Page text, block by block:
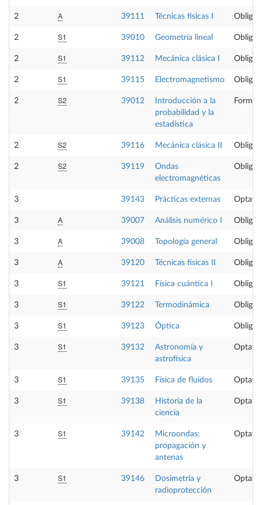
2 A 39111 Técnicas físicas I
2 S1 39010 Geometría lineal
2 S1 39112 Mecánica clásica I
2 S1 39115 Electromagnetismo
2 S2 39012
Introducción a la
probabilidad y la
estadística
2 S2 39116 Mecánica clásica II
2 S2 39119
Ondas
electromagnéticas
3 39143 Prácticas externas
3 A 39007 Análisis numérico I
3 A 39008 Topología general
3 A 39120 Técnicas físicas II
3 S1 39121 Física cuántica I
3 S1 39122 Termodinámica
3 S1 39123 Óptica
3 S1 39132
Astronomía y
astrofísica
3 S1 39135 Física de fluidos
3 S1 39138
Historia de la
ciencia
3 S1 39142
Microondas:
propagación y
antenas
3 S1 39146
Dosimetría y
radioprotección